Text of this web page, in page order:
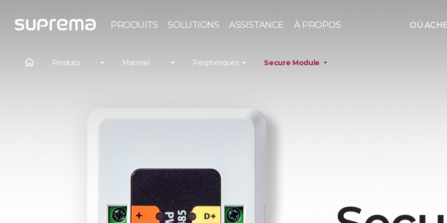
PRODUITS SOLUTIONS ASSISTANCE À PROPOS OÙ
Produits Matériel Périphériques Secure Module